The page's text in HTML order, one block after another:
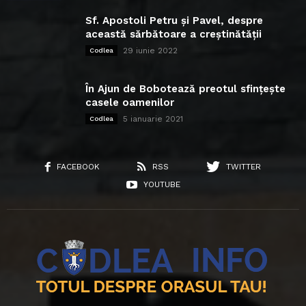
Sf. Apostoli Petru și Pavel, despre
această sărbătoare a creștinătății
Codlea 29 iunie 2022
În Ajun de Bobotează preotul sfințește
casele oamenilor
Codlea 5 ianuarie 2021
FACEBOOK RSS
TWITTER
YOUTUBE